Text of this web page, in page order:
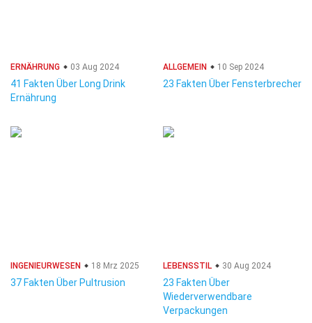
ERNÄHRUNG 03 Aug 2024
41 Fakten Über Long Drink
Ernährung
ALLGEMEIN 10 Sep 2024
23 Fakten Über Fensterbrecher
INGENIEURWESEN 18 Mrz 2025
37 Fakten Über Pultrusion
LEBENSSTIL 30 Aug 2024
23 Fakten Über
Wiederverwendbare
Verpackungen